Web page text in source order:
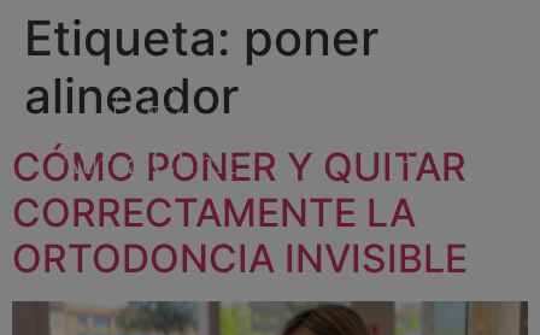
Etiqueta: poner
alineador
CÓMO PONER Y QUITAR
CORRECTAMENTE LA
ORTODONCIA INVISIBLE